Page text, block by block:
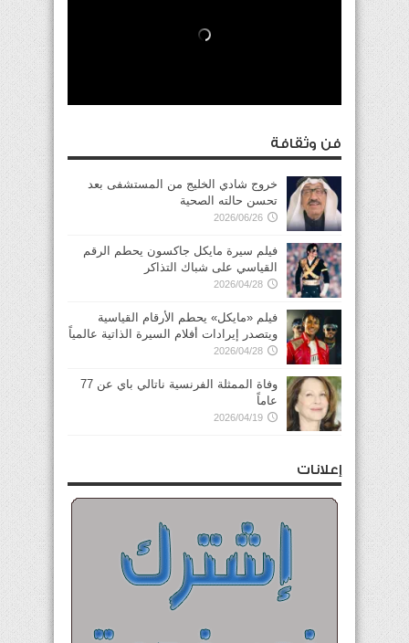
فن وثقافة
خروج شادي الخليج من المستشفى بعد
تحسن حالته الصحية
2026/06/26
فيلم سيرة مايكل جاكسون يحطم الرقم
القياسي على شباك التذاكر
2026/04/28
فيلم «مايكل» يحطم الأرقام القياسية
ويتصدر إيرادات أفلام السيرة الذاتية عالمياً
2026/04/28
وفاة الممثلة الفرنسية ناتالي باي عن 77
عاماً
2026/04/19
إعلانات